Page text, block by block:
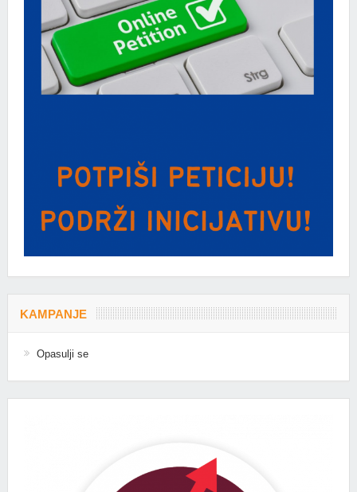
KAMPANJE
Opasulji se